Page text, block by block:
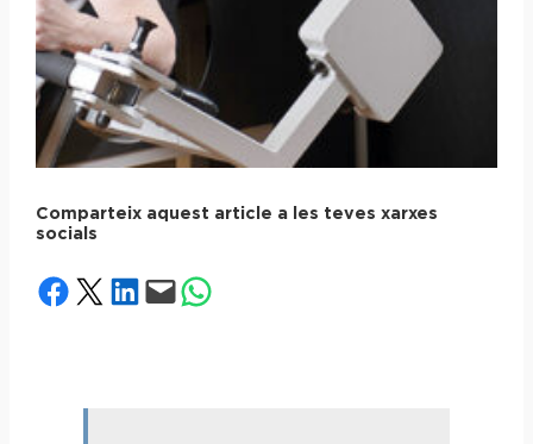
Comparteix aquest article a les teves xarxes
socials
Share on Facebook
Share on X Share on LinkedIn
Email this PageShare on WhatsApp